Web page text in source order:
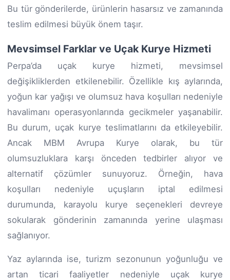
Bu tür gönderilerde, ürünlerin hasarsız ve zamanında
teslim edilmesi büyük önem taşır.
Mevsimsel Farklar ve Uçak Kurye Hizmeti
Perpa’da uçak kurye hizmeti, mevsimsel
değişikliklerden etkilenebilir. Özellikle kış aylarında,
yoğun kar yağışı ve olumsuz hava koşulları nedeniyle
havalimanı operasyonlarında gecikmeler yaşanabilir.
Bu durum, uçak kurye teslimatlarını da etkileyebilir.
Ancak MBM Avrupa Kurye olarak, bu tür
olumsuzluklara karşı önceden tedbirler alıyor ve
alternatif çözümler sunuyoruz. Örneğin, hava
koşulları nedeniyle uçuşların iptal edilmesi
durumunda, karayolu kurye seçenekleri devreye
sokularak gönderinin zamanında yerine ulaşması
sağlanıyor.
Yaz aylarında ise, turizm sezonunun yoğunluğu ve
artan ticari faaliyetler nedeniyle uçak kurye